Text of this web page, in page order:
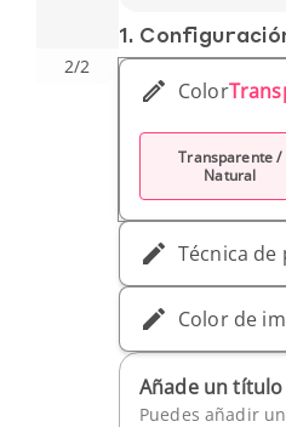
2/2
1.
Color
Transparente /
Natural
Técnica
Color de
Añade un
Puedes añadir